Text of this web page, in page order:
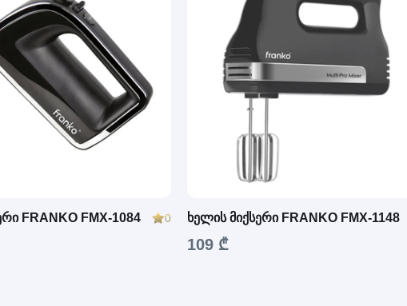
FRANKO FMX-1084 0 ხელის მიქსერი FRANKO FMX-1148
109 ₾